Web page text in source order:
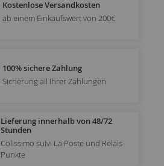
Kostenlose Versandkosten
ab einem Einkaufswert von 200€
100% sichere Zahlung
Sicherung all Ihrer Zahlungen
Lieferung innerhalb von 48/72
Stunden
Colissimo suivi La Poste und Relais-
Punkte